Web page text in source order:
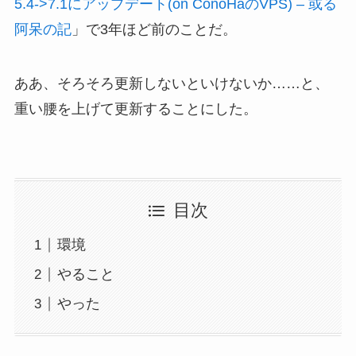
5.4->7.1にアップデート(on ConoHaのVPS) – 或る
阿呆の記」で3年ほど前のことだ。
ああ、そろそろ更新しないといけないか……と、
重い腰を上げて更新することにした。
目次
環境
やること
やった